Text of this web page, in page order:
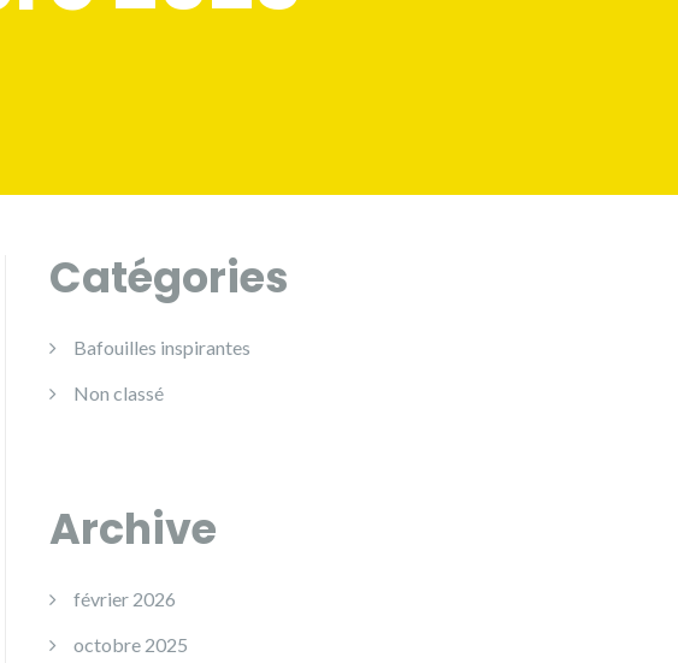
Catégories
Bafouilles inspirantes
Non classé
Archive
février 2026
octobre 2025